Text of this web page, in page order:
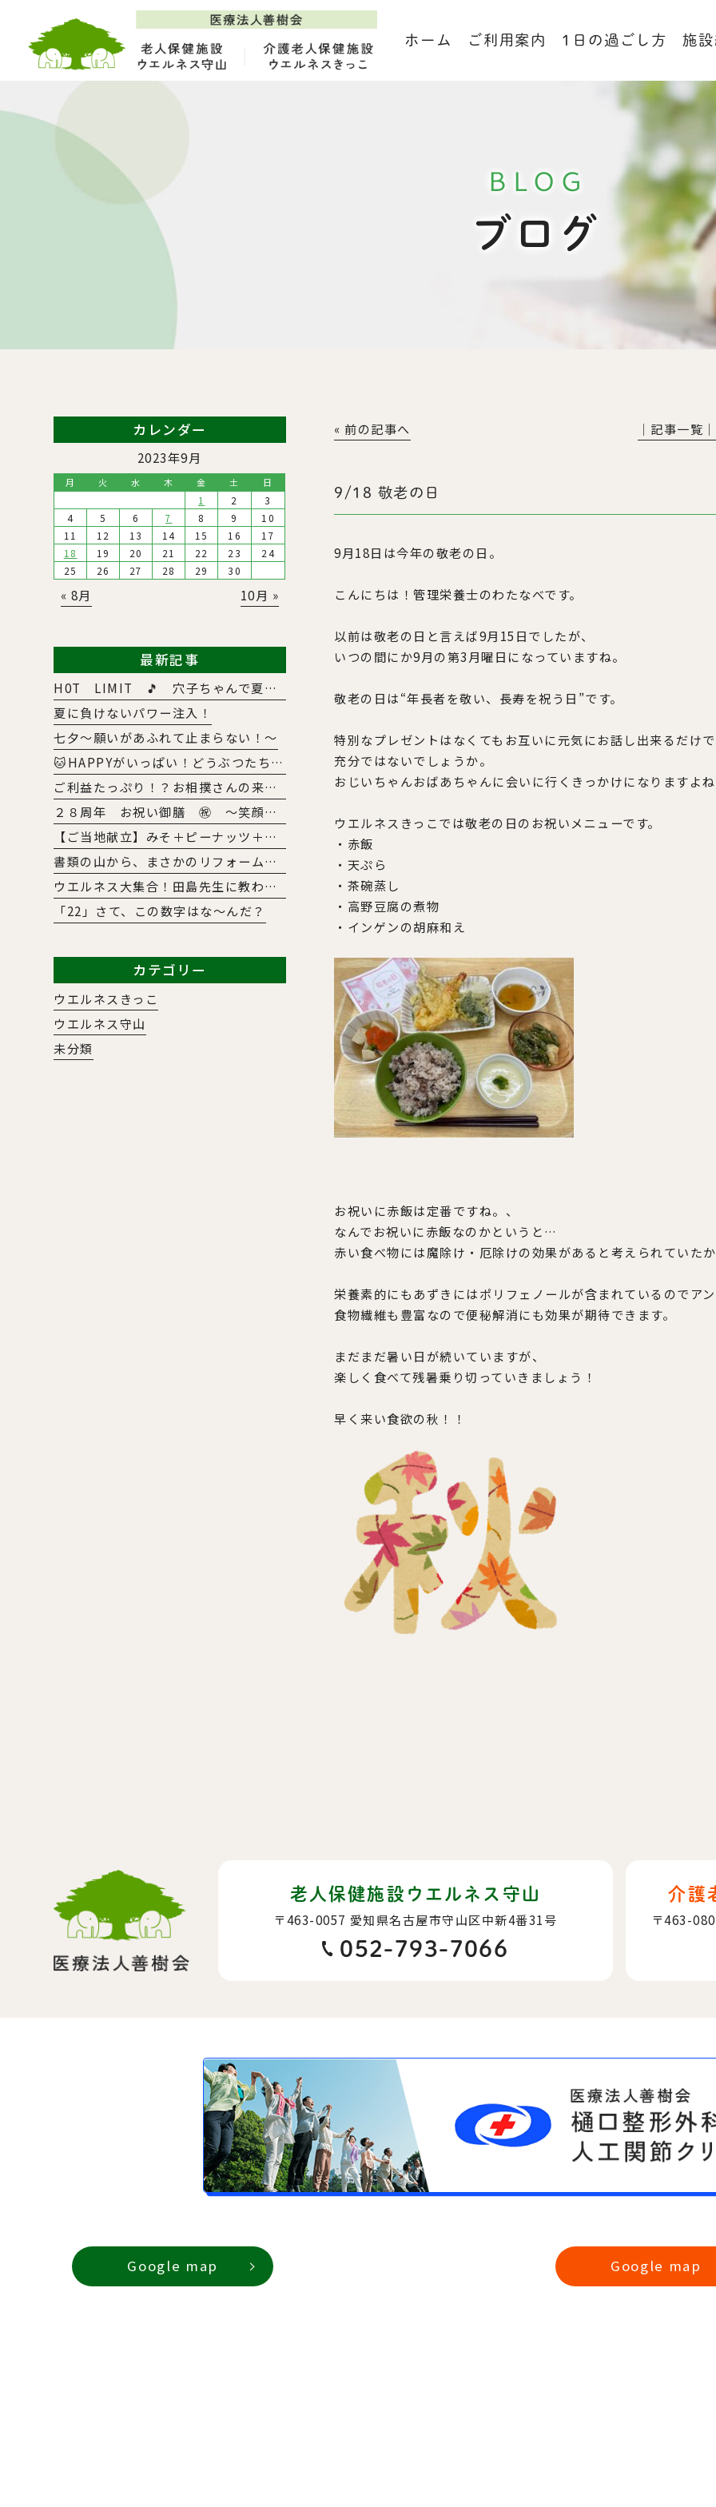
ホーム ご利用案内 1日の過ごし方 施
BLOG
ブログ
« 前の記事へ │記事一覧│
9/18 敬老の日
9月18日は今年の敬老の日。
こんにちは！管理栄養士のわたなべです。
以前は敬老の日と言えば9月15日でしたが、
いつの間にか9月の第3月曜日になっていますね。
敬老の日は“年長者を敬い、長寿を祝う日”です。
特別なプレゼントはなくてもお互いに元気にお話し出来るだけ
充分ではないでしょうか。
おじいちゃんおばあちゃんに会いに行くきっかけになりますよ
ウエルネスきっこでは敬老の日のお祝いメニューです。
・赤飯
・天ぷら
・茶碗蒸し
・高野豆腐の煮物
・インゲンの胡麻和え
お祝いに赤飯は定番ですね。、
なんでお祝いに赤飯なのかというと…
赤い食べ物には魔除け・厄除けの効果があると考えられていた
栄養素的にもあずきにはポリフェノールが含まれているのでア
食物繊維も豊富なので便秘解消にも効果が期待できます。
まだまだ暑い日が続いていますが、
楽しく食べて残暑乗り切っていきましょう！
早く来い食欲の秋！！
カレンダー
2023年9月
月 火 水 木 金 土 日
1 2
3
4
5 6 7 8 9
10
11
12 13 14 15 16
17
18
19 20 21 22 23
24
25
26 27 28 29 30
« 8月 10月 »
最新記事
H0T LIMIT 🎵 穴子ちゃんで夏バテ撃退！！
夏に負けないパワー注入！
七夕～願いがあふれて止まらない！～
🐱HAPPYがいっぱい！どうぶつたちとのふれあい大作戦🐶
ご利益たっぷり！？お相撲さんの来訪にみんな大興奮😀
２８周年 お祝い御膳 ㊗ ～笑顔と感謝に包まれた特別な一日～
【ご当地献立】みそ＋ピーナッツ＋唐揚げ＝？正解はあの「意外な県」の絶品メニュー！
書類の山から、まさかのリフォームまで！？半年間の「5S活動survival」
ウエルネス大集合！田島先生に教わった明日から使えるレクの魔法🧹～TAJI.magic～
「22」さて、この数字はな～んだ？
カテゴリー
ウエルネスきっこ
ウエルネス守山
未分類
老人保健施設ウエルネス守山
〒463-0057 愛知県名古屋市守山区中新4番31号
052-793-7066
介護
〒463-
Google map Google map